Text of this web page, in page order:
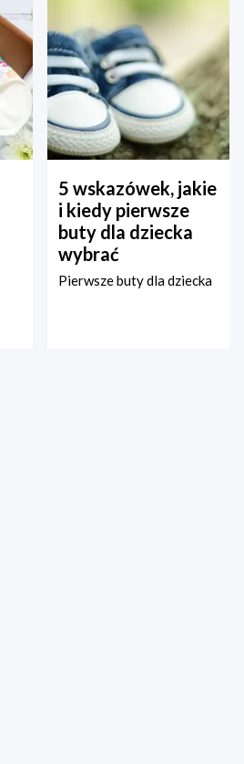
5 wskazówek, jakie
i kiedy pierwsze
buty dla dziecka
wybrać
Pierwsze buty dla dziecka